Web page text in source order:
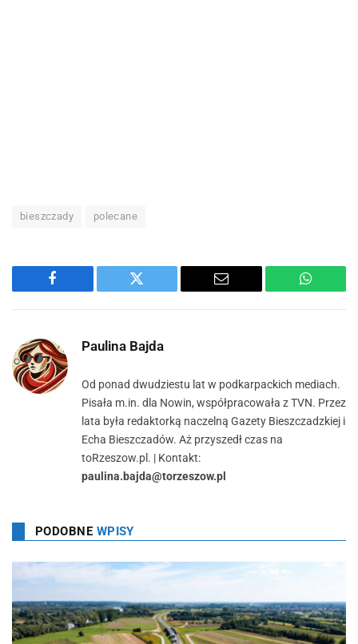
bieszczady polecane
Facebook Twitter Email
Paulina Bajda
Od ponad dwudziestu lat w podkarpackich mediach.
Pisała m.in. dla Nowin, współpracowała z TVN. Przez
lata była redaktorką naczelną Gazety Bieszczadzkiej i
Echa Bieszczadów. Aż przyszedł czas na
toRzeszow.pl. | Kontakt:
paulina.bajda@torzeszow.pl
PODOBNE WPISY